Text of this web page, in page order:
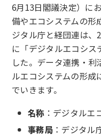
6月13日閣議決定）に
備やエコシステムの形
ジタル庁と経団連は、
に「デジタルエコシス
した。データ連携・
ルエコシステムの形成
でいきます。
名称 ：デジタルエ
事務局 ：デジタル